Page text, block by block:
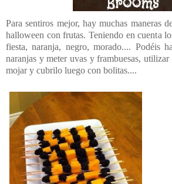
Para sentiros mejor, hay muchas maneras
halloween con frutas. Teniendo en cuenta
fiesta, naranja, negro, morado.... Podéis
naranjas y meter uvas y frambuesas, utilizar
mojar y cubrilo luego con bolitas....